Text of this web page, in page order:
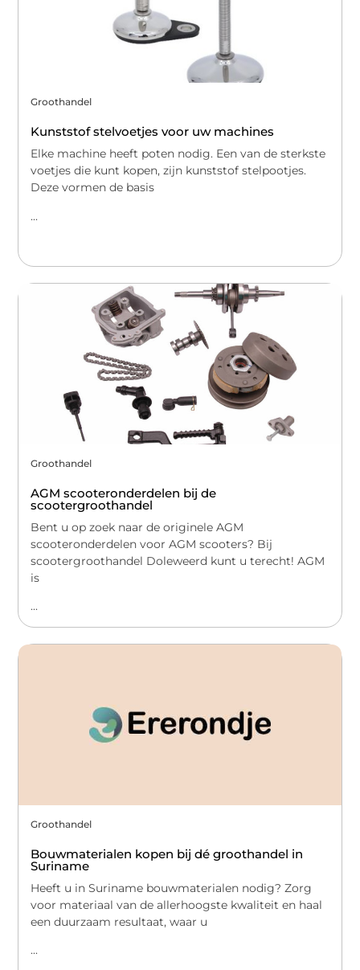
Groothandel
Kunststof stelvoetjes voor uw machines
Elke machine heeft poten nodig. Een van de sterkste
voetjes die kunt kopen, zijn kunststof stelpootjes.
Deze vormen de basis
...
Groothandel
AGM scooteronderdelen bij de
scootergroothandel
Bent u op zoek naar de originele AGM
scooteronderdelen voor AGM scooters? Bij
scootergroothandel Doleweerd kunt u terecht! AGM
is
...
Groothandel
Bouwmaterialen kopen bij dé groothandel in
Suriname
Heeft u in Suriname bouwmaterialen nodig? Zorg
voor materiaal van de allerhoogste kwaliteit en haal
een duurzaam resultaat, waar u
...